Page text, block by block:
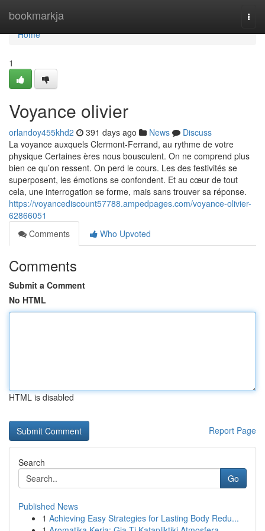
bookmarkja
Home
Home
1
Voyance olivier
orlandoy455khd2 391 days ago News
Discuss
La voyance auxquels Clermont-Ferrand, au rythme de votre
physique Certaines ères nous bousculent. On ne comprend plus
bien ce qu’on ressent. On perd le cours. Les des festivités se
superposent, les émotions se confondent. Et au cœur de tout
cela, une interrogation se forme, mais sans trouver sa réponse.
https://voyancediscount57788.ampedpages.com/voyance-olivier-
62866051
Comments
Who Upvoted
Comments
Submit a Comment
No HTML
HTML is disabled
Report Page
Search
Go
Published News
1 Achieving Easy Strategies for Lasting Body Redu...